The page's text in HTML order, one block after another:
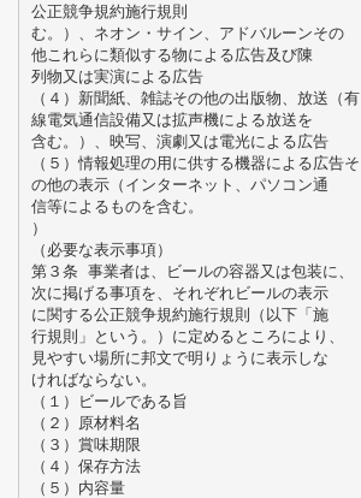
公正競争規約施行規則
む。）、ネオン・サイン、アドバルーンその
他これらに類似する物による広告及び陳
列物又は実演による広告
（４）新聞紙、雑誌その他の出版物、放送（有
線電気通信設備又は拡声機による放送を
含む。）、映写、演劇又は電光による広告
（５）情報処理の用に供する機器による広告そ
の他の表示（インターネット、パソコン通
信等によるものを含む。
）
（必要な表示事項）
第３条 事業者は、ビールの容器又は包装に、
次に掲げる事項を、それぞれビールの表示
に関する公正競争規約施行規則（以下「施
行規則」という。）に定めるところにより、
見やすい場所に邦文で明りょうに表示しな
ければならない。
（１）ビールである旨
（２）原材料名
（３）賞味期限
（４）保存方法
（５）内容量